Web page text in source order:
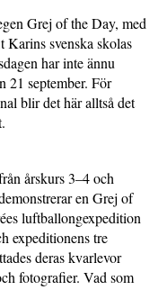
Grej of the Day, med
svenska skolas
har inte ännu
21 september. För
blir det här alltså det
årskurs 3–4 och
en Grej of
luftballongexpedition
expeditionens tre
deras kvarlevor
fotografier. Vad som